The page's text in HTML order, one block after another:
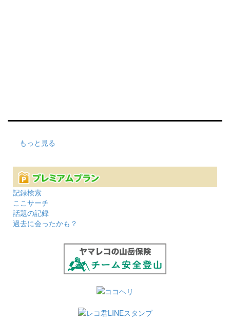
もっと見る
記録検索
ここサーチ
話題の記録
過去に会ったかも？